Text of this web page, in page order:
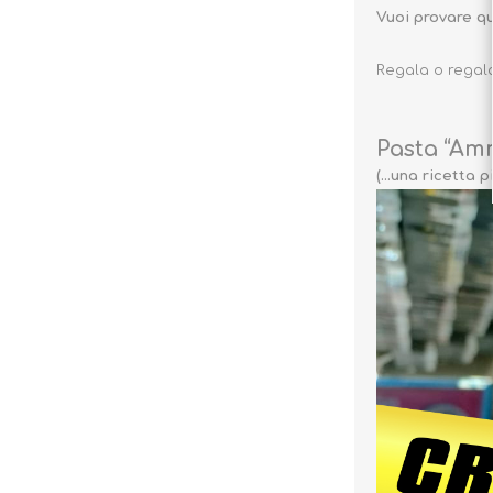
Vuoi provare
Regala o
Pasta
(…una ricetta